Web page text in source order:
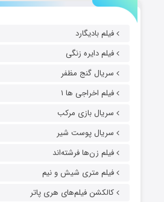
فیلم بادیگارد
فیلم دایره زنگی
سریال گنج مظفر
فیلم اخراجی ها ۱
سریال بازی مرکب
سریال پوست شیر
فیلم زن‌ها فرشته‌اند
فیلم متری شیش و نیم
کالکشن فیلم‌های هری پاتر